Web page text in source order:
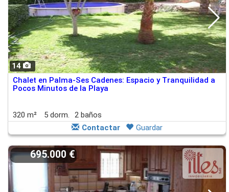
14
Chalet en Palma-Ses Cadenes: Espacio y Tranquilidad a
Pocos Minutos de la Playa
320 m² 5 dorm.
2 baños
Contactar
Guardar
695.000 €